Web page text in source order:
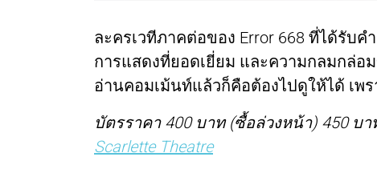
ละครเวทีภาคต่อของ Error 668 ที่ได้รับ
การแสดงที่ยอดเยี่ยม และความกลมกล่อ
อ่านคอมเม้นท์แล้วก็คือต้องไปดูให้ได้ เพ
บัตรราคา 400 บาท (ซื้อล่วงหน้า) 450 บ
Scarlette Theatre